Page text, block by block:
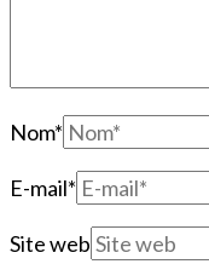
Nom*
E-mail*
Site web